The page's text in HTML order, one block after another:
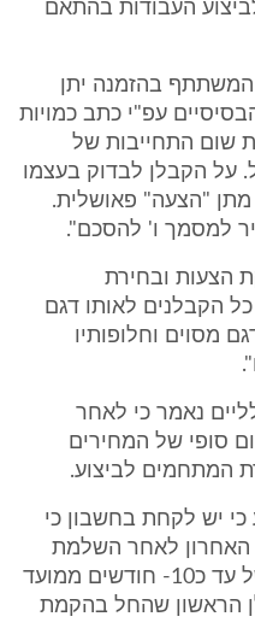
העבודות בהתאם
המשתתף בהזמנה יתן
עפ"י כתב כמויות
שום התחייבות של
על הקבלן לבדוק בעצמו
מתן "הצעה" פאושלית.
למסמך ו' להסכם".
הצעות ובחירת
הקבלנים לאותו דגם
מסוים וחלופותיו
הכלליים נאמר כי לאחר
סופי של המחירים
המתחמים לביצוע.
כי יש לקחת בחשבון כי
האחרון לאחר השלמת
עבודות הפיתוח בהפרש זמן של עד כ10- חודשים ממועד
הראשון שהחל בהקמת